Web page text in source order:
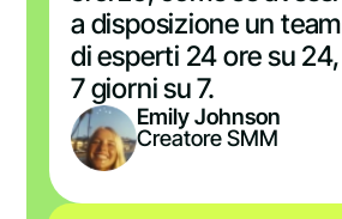
a disposizione un team
di esperti 24 ore su 24,
7 giorni su 7.
Emily Johnson
Creatore SMM